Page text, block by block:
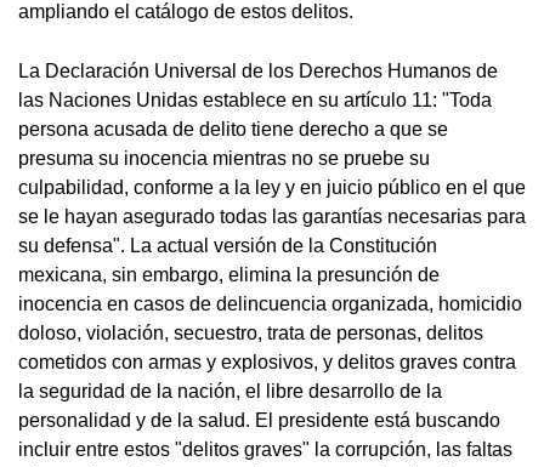
ampliando el catálogo de estos delitos.
La Declaración Universal de los Derechos Humanos de
las Naciones Unidas establece en su artículo 11: "Toda
persona acusada de delito tiene derecho a que se
presuma su inocencia mientras no se pruebe su
culpabilidad, conforme a la ley y en juicio público en el que
se le hayan asegurado todas las garantías necesarias para
su defensa". La actual versión de la Constitución
mexicana, sin embargo, elimina la presunción de
inocencia en casos de delincuencia organizada, homicidio
doloso, violación, secuestro, trata de personas, delitos
cometidos con armas y explosivos, y delitos graves contra
la seguridad de la nación, el libre desarrollo de la
personalidad y de la salud. El presidente está buscando
incluir entre estos "delitos graves" la corrupción, las faltas